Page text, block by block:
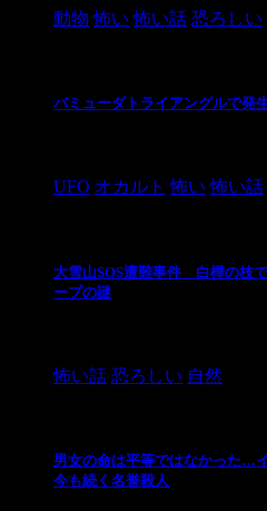
動物 怖い 怖い話 恐ろしい
バミューダトライアングルで発
UFO オカルト 怖い 怖い話
大雪山SOS遭難事件 白樺の枝
ープの謎
怖い話 恐ろしい 自然
男女の命は平等ではなかった…
今も続く名誉殺人